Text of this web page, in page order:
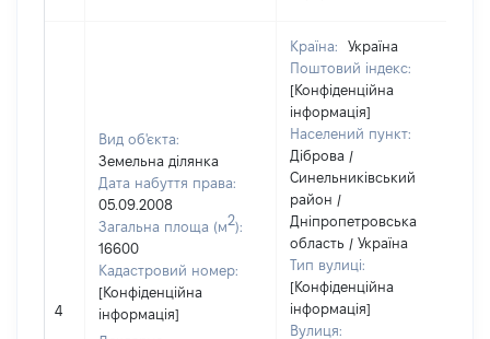
4
Вид об'єкта:
Земельна ділянка
Дата набуття права:
05.09.2008
Загальна площа (м2):
16600
Кадастровий номер:
[Конфіденційна
інформація]
Країна:
Україна
Поштовий індекс:
[Конфіденційна
інформація]
Населений пункт:
Діброва /
Синельниківський
район /
Дніпропетровська
область / Україна
Тип вулиці:
[Конфіденційна
інформація]
Вулиця: